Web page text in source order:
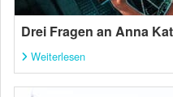
Drei Fragen an Anna
Weiterlesen